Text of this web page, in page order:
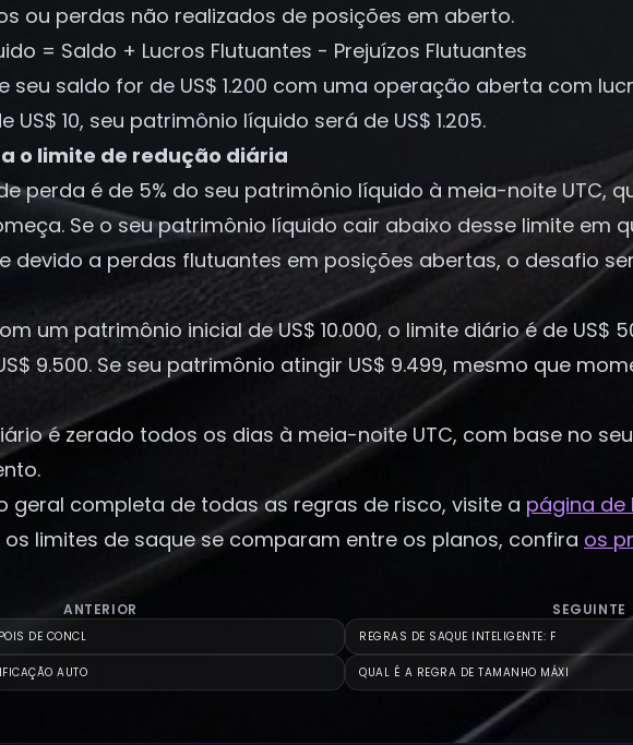
ou perdas não realizados de posições em aberto.
= Saldo + Lucros Flutuantes - Prejuízos Flutuantes
seu saldo for de US$ 1.200 com uma operação aberta com
US$ 10, seu patrimônio líquido será de US$ 1.205.
o limite de redução diária
perda é de 5% do seu patrimônio líquido à meia-noite UTC,
Se o seu patrimônio líquido cair abaixo desse limite em
devido a perdas flutuantes em posições abertas, o desafio
um patrimônio inicial de US$ 10.000, o limite diário é de US$
9.500. Se seu patrimônio atingir US$ 9.499, mesmo que
é zerado todos os dias à meia-noite UTC, com base no
geral completa de todas as regras de risco, visite a página de
limites de saque se comparam entre os planos, confira os
ANTERIOR
DE CONCL
AUTO
SEGUINTE
REGRAS DE SAQUE INTELIGENTE: F
QUAL É A REGRA DE TAMANHO MÁXI